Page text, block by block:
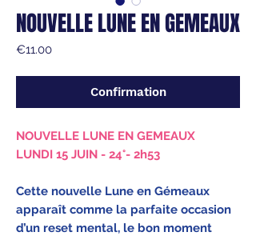
NOUVELLE LUNE EN GEMEAUX
€11.00Price
Confirmation
NOUVELLE LUNE EN GEMEAUX
LUNDI 15 JUIN - 24°- 2h53
Cette nouvelle Lune en Gémeaux
apparaît comme la parfaite occasion
d’un reset mental, le bon moment